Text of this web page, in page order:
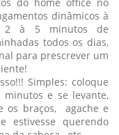
dinâmicos à
2 à 5 minutos de
todos os dias,
para prescrever um
Simples: coloque
e se levante,
os braços, agache e
estivesse querendo